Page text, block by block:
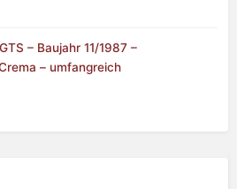
– Baujahr 11/1987 –
– umfangreich